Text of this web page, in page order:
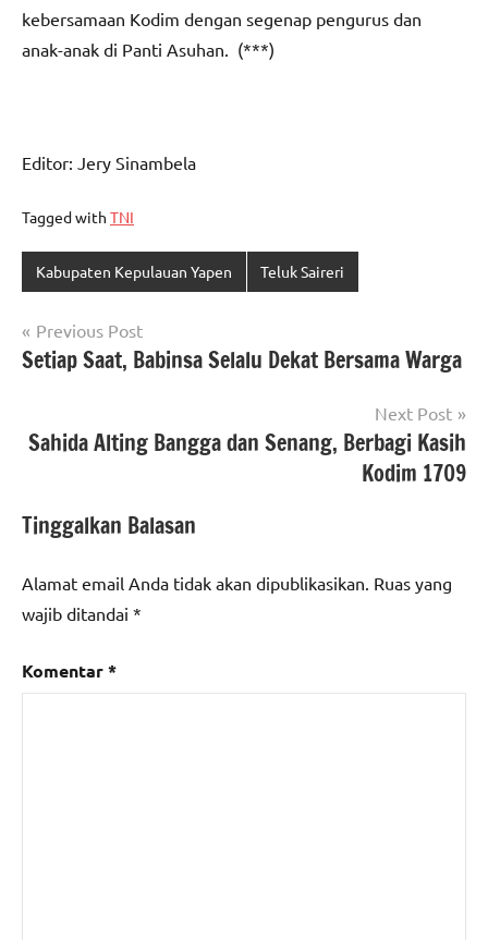
kebersamaan Kodim dengan segenap pengurus dan
anak-anak di Panti Asuhan. (***)
Editor: Jery Sinambela
Tagged with TNI
Kabupaten Kepulauan Yapen Teluk Saireri
Navigasi
pos
Previous Post
Setiap Saat, Babinsa Selalu Dekat Bersama Warga
Next Post
Sahida Alting Bangga dan Senang, Berbagi Kasih
Kodim 1709
Tinggalkan Balasan
Alamat email Anda tidak akan dipublikasikan. Ruas yang
wajib ditandai *
Komentar*